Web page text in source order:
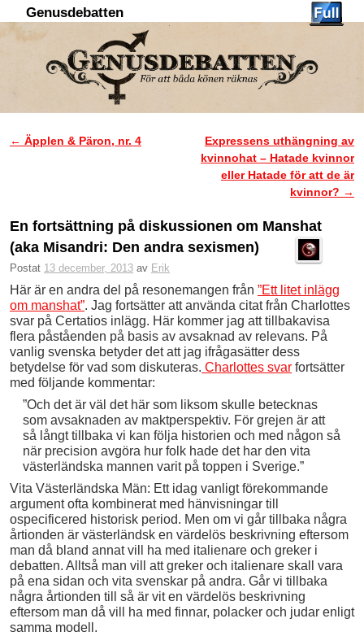
Genusdebatten
Inläggsnavigering
← Äpplen & Päron, nr. 4
Expressens uthängning av
kvinnohat – Hatade kvinnor
eller Hatade för att de är
kvinnor? →
En fortsättning på diskussionen om Manshat
(aka Misandri: Den andra sexismen)
Postat 13 december, 2013 av Erik
Här är en andra del på resonemangen från ”Ett litet inlägg
om manshat”. Jag fortsätter att använda citat från Charlottes
svar på Certatios inlägg. Här kommer jag att tillbakavisa
flera påståenden på basis av avsaknad av relevans. På
vanlig svenska betyder det att jag ifrågasätter dess
betydelse för vad som diskuteras. Charlottes svar fortsätter
med följande kommentar:
”Och det är väl det här som liksom skulle betecknas
som avsaknaden av maktperspektiv. För grejen är att
så långt tillbaka vi kan följa historien och med någon så
när precision avgöra hur folk hade det har den vita
västerländska mannen varit på toppen i Sverige.”
Vita Västerländska Män: Ett idag vanligt förekommande
argument ofta kombinerat med hänvisningar till
ospecificered historisk period. Men om vi går tillbaka några
årtionden är västerländsk en värdelös beskrivning eftersom
man då bland annat vill ha med italienare och greker i
debatten. Alltså man vill att greker och italienare skall vara
på ena sidan och vita svenskar på andra. Går vi tillbaka
några årtionden till så är vit en värdelös beskrivning
eftersom man då vill ha med finnar, polacker och judar enligt
samma modell.